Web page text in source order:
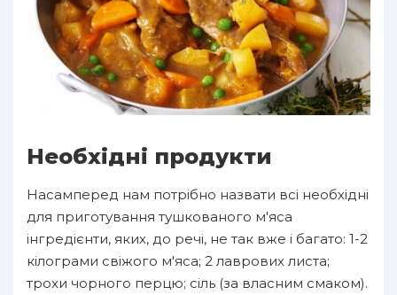
Необхідні продукти
Насамперед нам потрібно назвати всі необхідні
для приготування тушкованого м'яса
інгредієнти, яких, до речі, не так вже і багато: 1-2
кілограми свіжого м'яса; 2 лаврових листа;
трохи чорного перцю; сіль (за власним смаком).